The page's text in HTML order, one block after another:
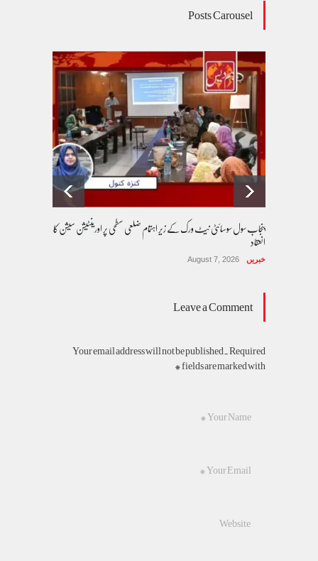
Posts Carousel
پنجاب سول سوسائٹی نیٹ ورک کے زیرِ اہتمام ضلعی سطحی پر اورینٹیشن سیشن کا
انعقاد
خبریں August 7, 2026
Leave a Comment
Your email address will not be published. Required
fields are marked with *